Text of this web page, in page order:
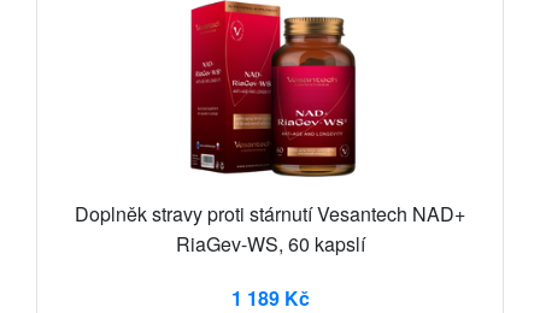
Doplněk stravy proti stárnutí Vesantech NAD+
RiaGev-WS, 60 kapslí
1 189 Kč